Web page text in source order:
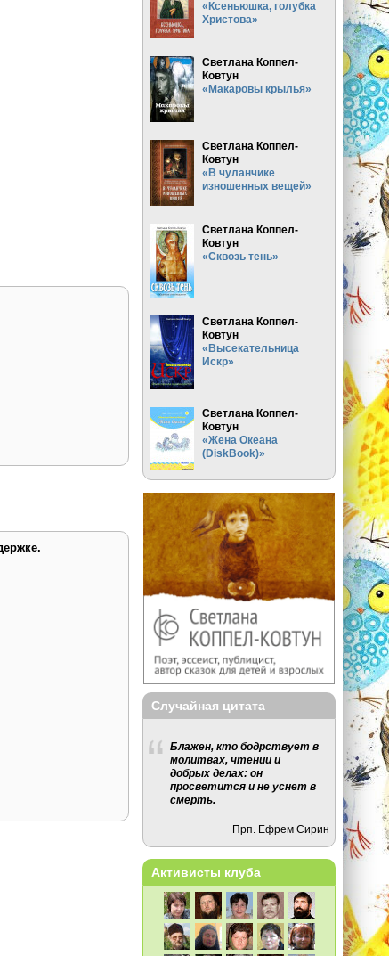
«Ксеньюшка, голубка
Христова»
Светлана Коппел-
Ковтун
«Макаровы крылья»
Светлана Коппел-
Ковтун
«В чуланчике
изношенных вещей»
Светлана Коппел-
Ковтун
«Сквозь тень»
Светлана Коппел-
Ковтун
«Высекательница
Искр»
Светлана Коппел-
Ковтун
«Жена Океана
(DiskBook)»
Случайная цитата
Блажен, кто бодрствует в
молитвах, чтении и
добрых делах: он
просветится и не уснет в
смерть.
Прп. Ефрем Сирин
Активисты клуба